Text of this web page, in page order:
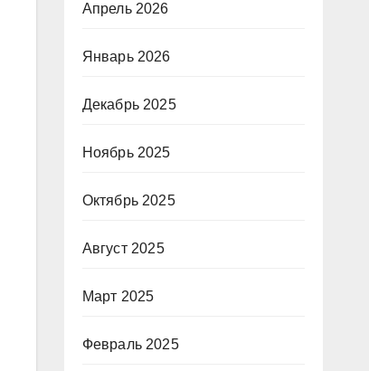
Апрель 2026
Январь 2026
Декабрь 2025
Ноябрь 2025
Октябрь 2025
Август 2025
Март 2025
Февраль 2025